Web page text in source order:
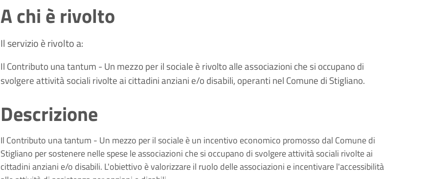
A chi è rivolto
Il servizio è rivolto a:
Il Contributo una tantum - Un mezzo per il sociale è rivolto alle associazioni che si occupano di
svolgere attività sociali rivolte ai cittadini anziani e/o disabili, operanti nel Comune di Stigliano.
Descrizione
Il Contributo una tantum - Un mezzo per il sociale è un incentivo economico promosso dal Comune di
Stigliano per sostenere nelle spese le associazioni che si occupano di svolgere attività sociali rivolte ai
cittadini anziani e/o disabili. L'obiettivo è valorizzare il ruolo delle associazioni e incentivare l'accessibilità